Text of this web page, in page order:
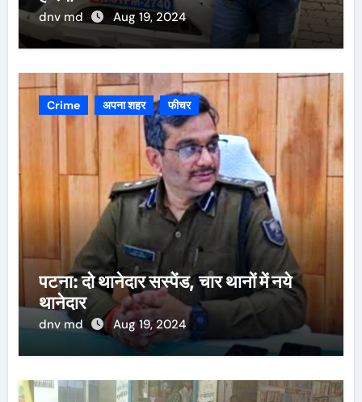
dnv md Aug 19, 2024
Crime अपना शहर फीचर
पटना: दो थानेदार सस्पेंड, चार थानों में नये
थानेदार
dnv md Aug 19, 2024